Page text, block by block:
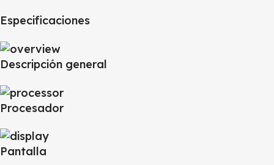
Especificaciones
Descripción general
Procesador
Pantalla